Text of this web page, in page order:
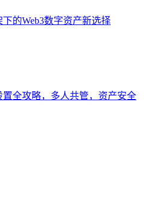
的Web3数字资产新选择
置全攻略，多人共管，资产安全